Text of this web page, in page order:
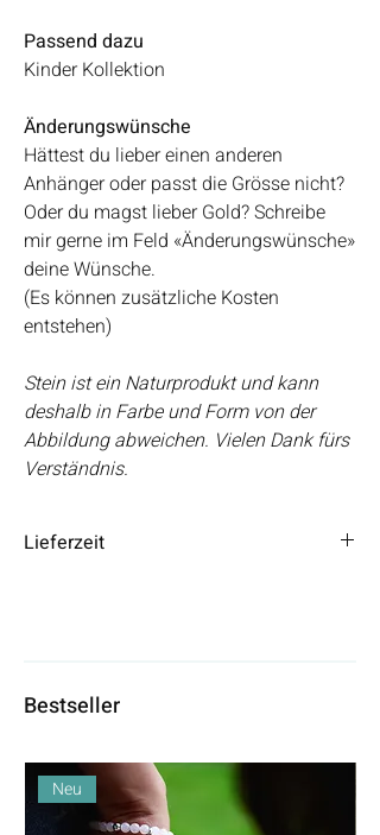
Passend dazu
Kinder Kollektion
Änderungswünsche
Hättest du lieber einen anderen
Anhänger oder passt die Grösse nicht?
Oder du magst lieber Gold? Schreibe
mir gerne im Feld «Änderungswünsche»
deine Wünsche.
(Es können zusätzliche Kosten
entstehen)
Stein ist ein Naturprodukt und kann
deshalb in Farbe und Form von der
Abbildung abweichen. Vielen Dank fürs
Verständnis.
Lieferzeit
Bestseller
Neu